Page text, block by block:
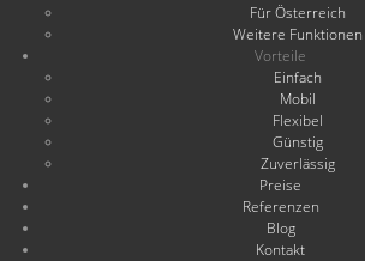
Für Österreich
Weitere Funktionen
Vorteile
Einfach
Mobil
Flexibel
Günstig
Zuverlässig
Preise
Referenzen
Blog
Kontakt